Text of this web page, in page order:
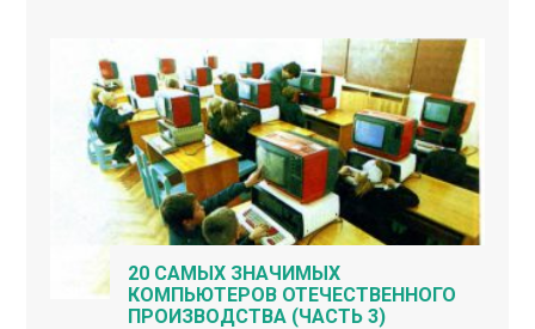
20 САМЫХ ЗНАЧИМЫХ
КОМПЬЮТЕРОВ ОТЕЧЕСТВЕННОГО
ПРОИЗВОДСТВА (ЧАСТЬ 3)